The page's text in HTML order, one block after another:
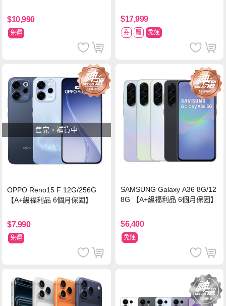
$10,990
免運
$17,999
券 贈 免運
售完，補貨中
OPPO Reno15 F 12G/256G
【A+級福利品 6個月保固】
$7,990
免運
SAMSUNG Galaxy A36 8G/12
8G 【A+級福利品 6個月保固】
$6,400
免運